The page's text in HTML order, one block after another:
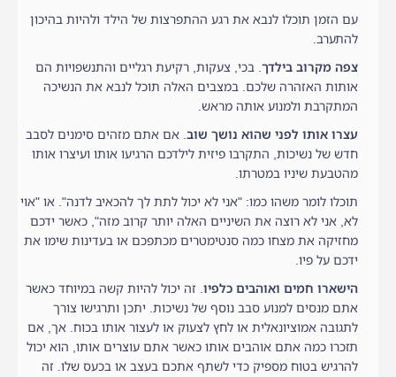
עם הזמן תוכלו לנבא את רגע ההתפרצות של הילד ולהיות בהיכון
להתערב.
צפה מקרוב בילדך. בכי, צעקות, רקיעת רגליים והתנשפויות הם
אותות האזהרה שלכם. במצבים האלה תוכל לנבא את הנשיכה
המתקרבת ולמנוע אותה מראש.
עצרו אותו לפני שהוא נושך שוב. אם אתם מזהים סימנים לסבב
חדש של נשיכות, התקרבו פיזית לילדכם הרגיעו אותו ועיצרו אותו
מהטבעת שיניו במטרתו.
תוכלו לומר משהו כמו: "אני לא יכול לתת לך להכאיב לדנה". או "אוי
לא, אני לא רוצה את השיניים האלה יותר קרוב מזה", כאשר ידכם
מחזיקה את מצחו כמה סנטימטרים מכתפכם או בעדינות שימו את
ידכם על פיו.
הישארו חמים ואוהבים כלפיו. זה יכול להיות קשה במיוחד כאשר
אתם מנסים למנוע סבב נוסף של נשיכות. יתכן ותרגישו צורך
לתגובה אמוציונאלית או לחץ לצעוק או לעצור אותו בכוח. אך, אם
תזכרו כמה אתם אוהבים אותו כאשר אתם עוצרים אותו, הוא יכול
להרגיש בטוח מספיק כדי לשתף אתכם בעצב או בכעס שלו. זה